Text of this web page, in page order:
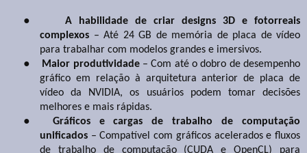
●
A habilidade de criar designs 3D e fotorreais
complexos – Até 24 GB de memória de placa de vídeo
para trabalhar com modelos grandes e imersivos.
● Maior produtividade – Com até o dobro de desempenho
gráfico em relação à arquitetura anterior de placa de
vídeo da NVIDIA, os usuários podem tomar decisões
melhores e mais rápidas.
●
Gráficos e cargas de trabalho de computação
unificados – Compatível com gráficos acelerados e fluxos
de trabalho de computação (CUDA e OpenCL) para